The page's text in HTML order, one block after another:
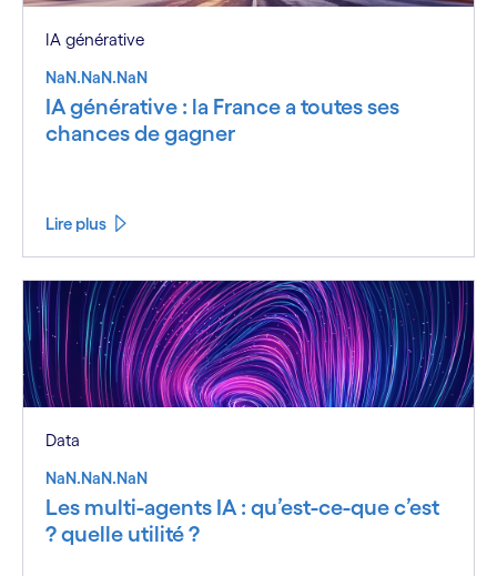
IA générative
NaN.NaN.NaN
IA générative : la France a toutes ses
chances de gagner
Lire plus
Data
NaN.NaN.NaN
Les multi-agents IA : qu’est-ce-que c’est
? quelle utilité ?